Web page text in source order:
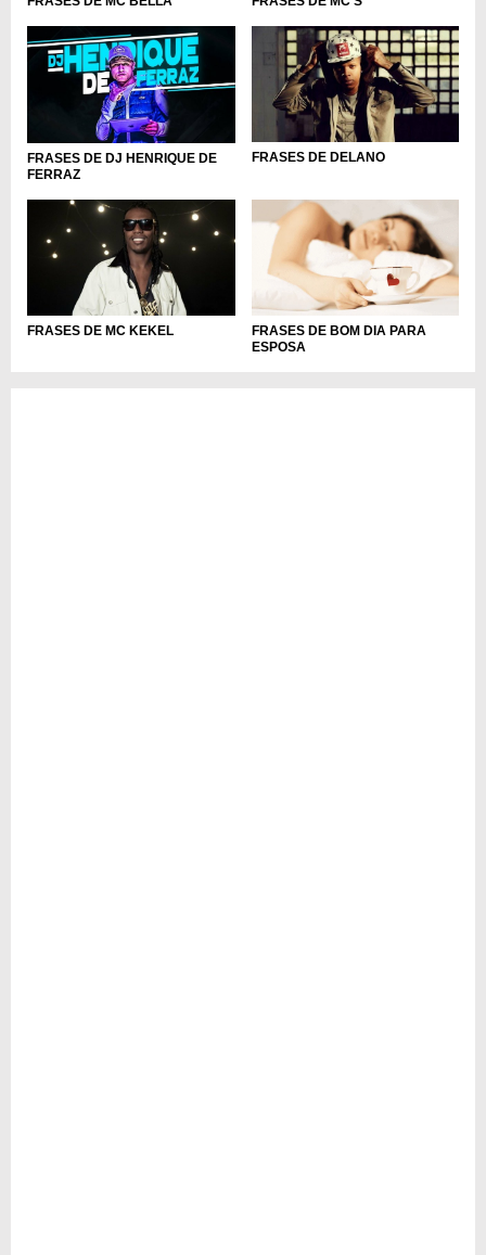
FRASES DE DJ HENRIQUE DE
FERRAZ
FRASES DE DELANO
FRASES DE MC KEKEL
FRASES DE BOM DIA PARA
ESPOSA